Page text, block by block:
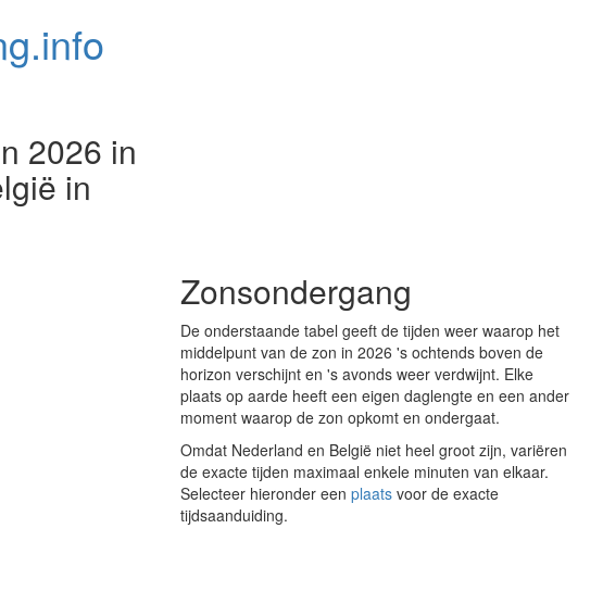
info
2026 in
in
Zonsondergang
De onderstaande tabel geeft de tijden weer waarop het
middelpunt van de zon in 2026 's ochtends boven de
horizon verschijnt en 's avonds weer verdwijnt. Elke
plaats op aarde heeft een eigen daglengte en een ander
moment waarop de zon opkomt en ondergaat.
Omdat Nederland en België niet heel groot zijn, variëren
de exacte tijden maximaal enkele minuten van elkaar.
Selecteer hieronder een plaats voor de exacte
tijdsaanduiding.